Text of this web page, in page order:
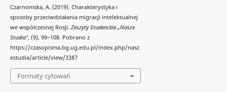
Czarnomska, A. (2019). Charakterystyka i
sposoby przeciwdziałania migracji intelektualnej
we współczesnej Rosji. Zeszyty Studenckie „Nasze
Studia", (9), 99–108. Pobrano z
https://czasopisma.bg.ug.edu.pl/index.php/nasz
estudia/article/view/3387
Formaty cytowań